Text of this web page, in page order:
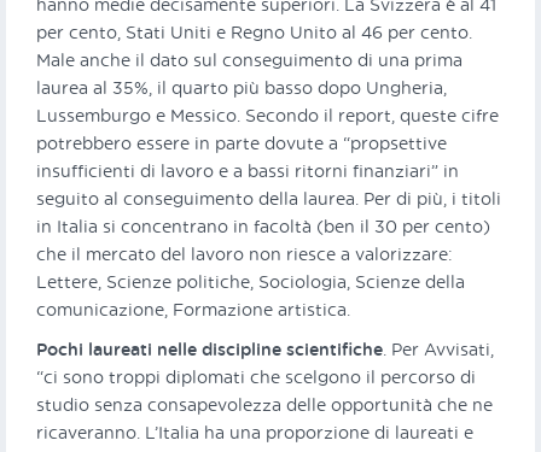
hanno medie decisamente superiori. La Svizzera è al 41
per cento, Stati Uniti e Regno Unito al 46 per cento.
Male anche il dato sul conseguimento di una prima
laurea al 35%, il quarto più basso dopo Ungheria,
Lussemburgo e Messico. Secondo il report, queste cifre
potrebbero essere in parte dovute a “propsettive
insufficienti di lavoro e a bassi ritorni finanziari” in
seguito al conseguimento della laurea. Per di più, i titoli
in Italia si concentrano in facoltà (ben il 30 per cento)
che il mercato del lavoro non riesce a valorizzare:
Lettere, Scienze politiche, Sociologia, Scienze della
comunicazione, Formazione artistica.
Pochi laureati nelle discipline scientifiche. Per Avvisati,
“ci sono troppi diplomati che scelgono il percorso di
studio senza consapevolezza delle opportunità che ne
ricaveranno. L’Italia ha una proporzione di laureati e